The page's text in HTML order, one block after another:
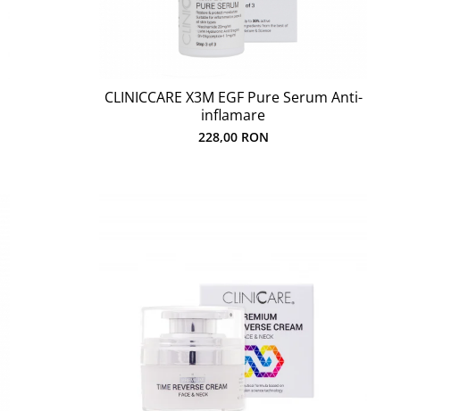
CLINICCARE X3M EGF Pure Serum Anti-
inflamare
228,00 RON